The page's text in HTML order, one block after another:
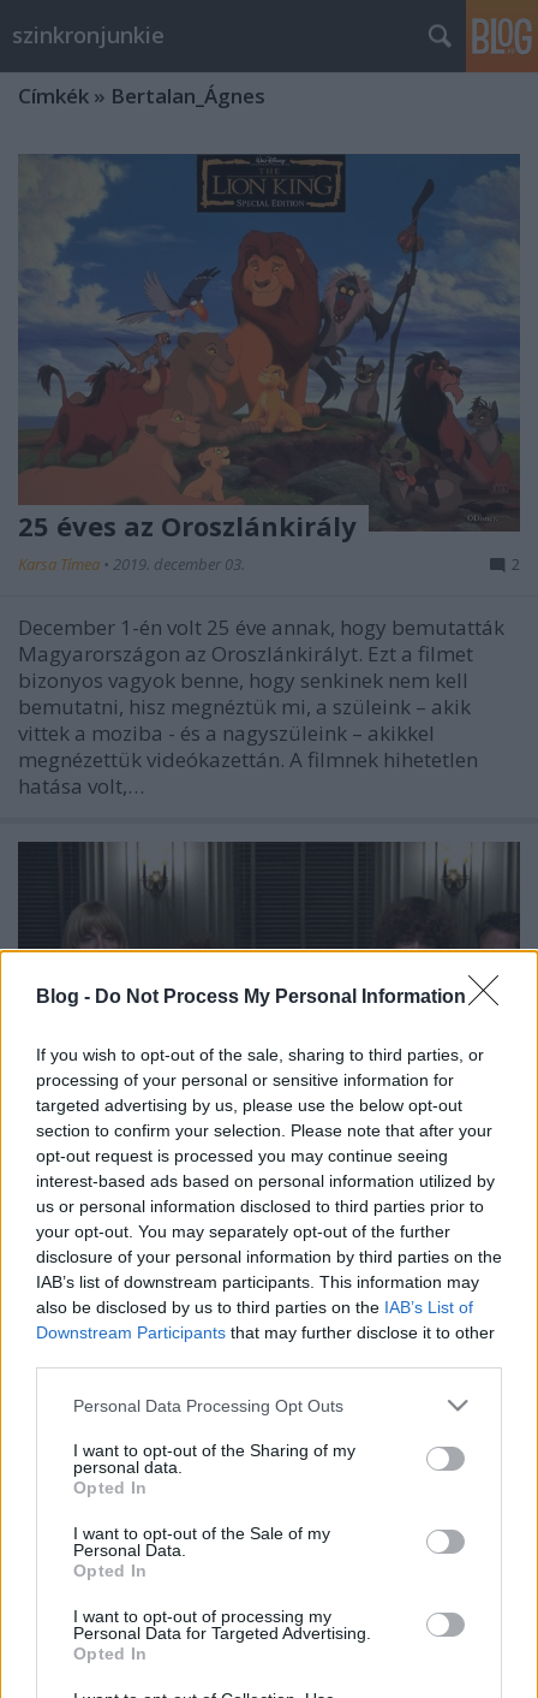
Blog - Do Not Process My Personal Information
If you wish to opt-out of the sale, sharing to third parties, or
processing of your personal or sensitive information for
targeted advertising by us, please use the below opt-out
section to confirm your selection. Please note that after your
opt-out request is processed you may continue seeing
interest-based ads based on personal information utilized by
us or personal information disclosed to third parties prior to
your opt-out. You may separately opt-out of the further
disclosure of your personal information by third parties on the
IAB’s list of downstream participants. This information may
also be disclosed by us to third parties on the IAB’s List of
Downstream Participants that may further disclose it to other
Please note that this website/app uses one or more Google
not limited to your visit or usage behaviour. You may click to
grant or deny consent to Google and its third-party tags to
use your data for below specified purposes in below Google
consent section.
Personal Data Processing Opt Outs
I want to opt-out of the Sharing of my
personal data.
Opted In
I want to opt-out of the Sale of my
Personal Data.
Opted In
I want to opt-out of processing my
Personal Data for Targeted Advertising.
Opted In
szinkronjunkie
Címkék » Bertalan_Ágnes
25 éves az Oroszlánkirály
Karsa Tímea • 2019. december 03. 2
December 1-én volt 25 éve annak, hogy bemutatták
Magyarországon az Oroszlánkirályt. Ezt a filmet
bizonyos vagyok benne, hogy senkinek nem kell
bemutatni, hisz megnéztük mi, a szüleink – akik
vittek a moziba - és a nagyszüleink – akikkel
megnézettük videókazettán. A filmnek hihetetlen
hatása volt,…
7 jelenet a ma 40 éves HAIR-ből, amit
sosem felejtünk
paddyd •2019. március 13.
Alapvetően nem tartoznak a kedvenceim közé a
megfilmesített musicalek, és nagyon ritka az, hogy
dramaturgiailag értelmét látom a film közbeni
Ezek pedig a Jézus Krisztus Szupersztár, a Grease és
a Hair, rajtuk nőttem fel, főleg azért, mert…